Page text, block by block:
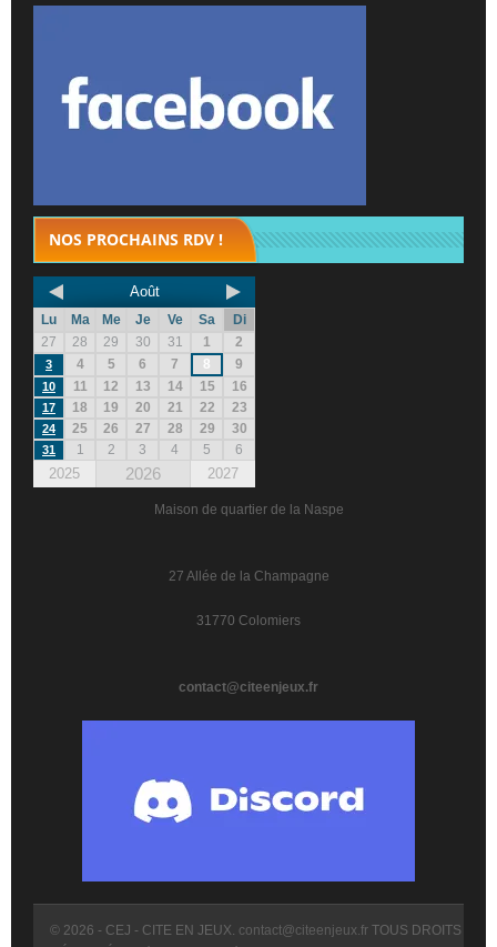
NOS PROCHAINS RDV !
Août
Lu Ma Me Je Ve Sa
Di
27
28 29 30 31 1 2
3 4 5 6 7 8 9
10 11 12 13 14 15 16
17 18 19 20 21 22 23
24 25 26 27 28 29 30
31 1 2 3 4 5 6
2025 2026 2027
Maison de quartier de la Naspe
27 Allée de la Champagne
31770 Colomiers
contact@citeenjeux.fr
© 2026 - CEJ - CITE EN JEUX. contact@citeenjeux.fr TOUS DROITS